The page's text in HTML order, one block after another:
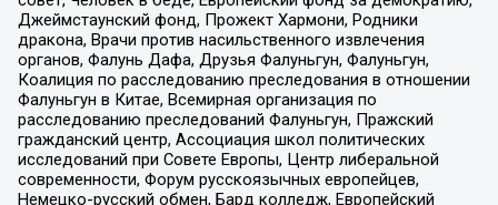
Джеймстаунский фонд, Прожект Хармони, Родники
дракона, Врачи против насильственного извлечения
органов, Фалунь Дафа, Друзья Фалуньгун, Фалуньгун,
Коалиция по расследованию преследования в отношении
Фалуньгун в Китае, Всемирная организация по
расследованию преследований Фалуньгун, Пражский
гражданский центр, Ассоциация школ политических
исследований при Совете Европы, Центр либеральной
современности, Форум русскоязычных европейцев,
Немецко-русский обмен, Бард колледж, Европейский